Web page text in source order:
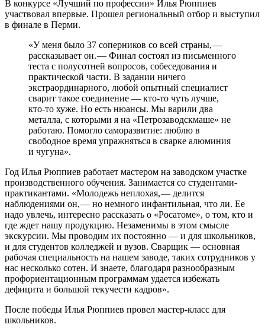
В конкурсе «Лучший по профессии» Илья Рюппиев
участвовал впервые. Прошел региональный отбор и выступил
в финале в Перми.
«У меня было 37 соперников со всей страны, — ​
рассказывает он. — ​Финал состоял из письменного
теста с полусотней вопросов, собеседования и
практической части. В задании ничего
экстраординарного, любой опытный специалист
сварит такое соединение — ​кто-то чуть лучше,
кто-то хуже. Но есть нюансы. Мы варили два
металла, с которыми я на «Петрозаводскмаше» не
работаю. Помогло саморазвитие: люблю в
свободное время упражняться в сварке алюминия
и чугуна».
Год Илья Рюппиев работает мастером на заводском участке
производственного обучения. Занимается со студентами­
практикантами. «Молодежь неплохая, — ​делится
наблюдениями он, — ​но немного инфантильная, что ли. Ее
надо увлечь, интересно рассказать о «Росатоме», о том, кто и
где ждет нашу продукцию. Незаменимы в этом смысле
экскурсии. Мы проводим их постоянно — ​и для школьников,
и для студентов колледжей и вузов. Сварщик — ​основная
рабочая специальность на нашем заводе, таких сотрудников у
нас несколько сотен. И знаете, благодаря разнообразным
профориентационным программам удается избежать
дефицита и большой текучести кадров».
После победы Илья Рюппиев провел мастер-­класс для
школьников.